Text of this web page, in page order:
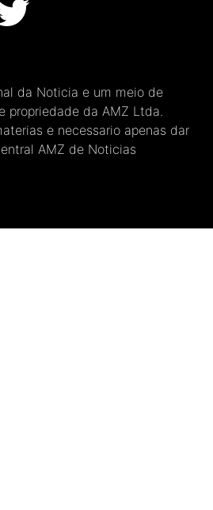
da Noticia e um meio de
propriedade da AMZ Ltda.
e necessario apenas dar
AMZ de Noticias